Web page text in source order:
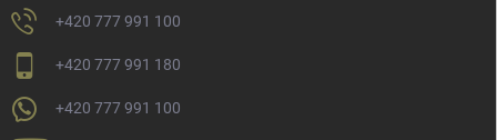
+420 777 991 100
+420 777 991 180
+420 777 991 100